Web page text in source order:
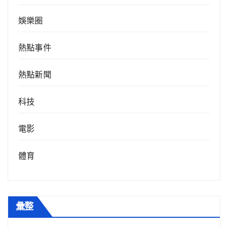
娛樂圈
熱點事件
熱點新聞
科技
電影
體育
彙整